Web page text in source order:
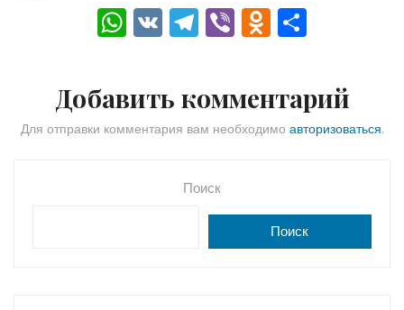
W
h
ts
A
V
K
T
el
gr
a
Vi
b
O
d
o
kl
s
ni
а
в
Добавить комментарий
Для отправки комментария вам необходимо авторизоваться.
Поиск
Поиск